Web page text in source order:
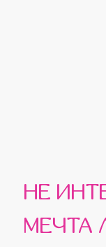
НЕ ИНТЕРАКТИВНАЯ ПРОГРАММА, А
МЕЧТА